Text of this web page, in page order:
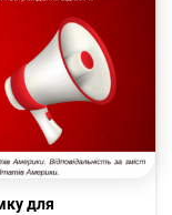
для